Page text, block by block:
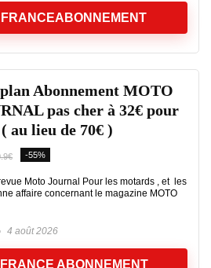
Abonnement MOTO
pas cher à 32€ pour
au lieu de 70€ )
-55%
Moto Journal Pour les motards , et les
affaire concernant le magazine MOTO
4 août 2026
ABONNEMENT